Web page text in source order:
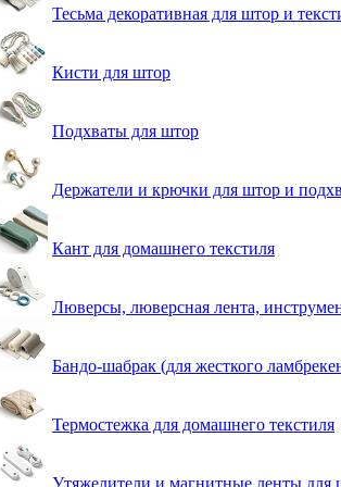
Тесьма декоративная для штор и
Кисти для штор
Подхваты для штор
Держатели и крючки для штор и
Кант для домашнего текстиля
Люверсы, люверсная лента,
Бандо-шабрак (для жесткого
Термостежка для домашнего текстиля
Утяжелители и магнитные ленты для